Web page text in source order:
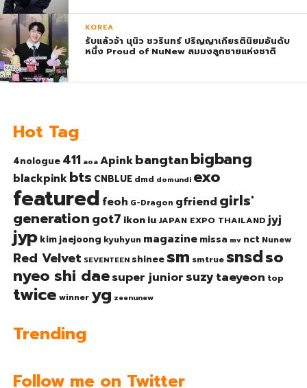
KOREA
รับแล้วจ้า นุนิว ชวรินทร์ ปริญญาเกียรตินิยมอันดับ
หนึ่ง Proud of NuNew สมมงลูกชายแห่งชาติ
Hot Tag
4nologue 411 aoa Apinkbangtanbigbang
blackpinkbts CNBLUE dmd domundi exo
featured feoh G-Dragon gfriend girls'
generationgot7 ikoniu JAPAN EXPO THAILAND jyj
jyp kim jaejoong kyuhyun magazine missa mv nct Nunew
Red Velvet SEVENTEEN shinee sm smtrue snsdso
nyeo shi daesuper junior suzytaeyeon top
twice winner yg zeenunew
Trending
Follow me on Twitter